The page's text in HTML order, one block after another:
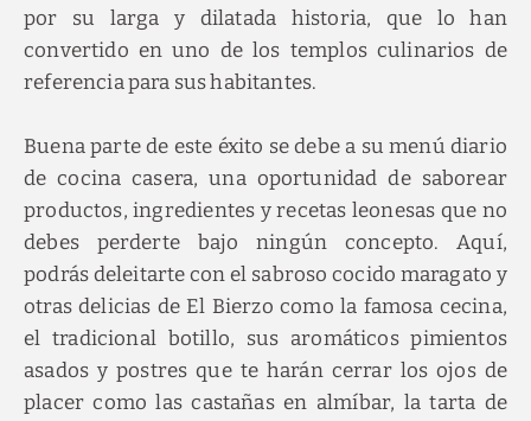
por su larga y dilatada historia, que lo han
convertido en uno de los templos culinarios de
referencia para sus habitantes.
Buena parte de este éxito se debe a su menú diario
de cocina casera, una oportunidad de saborear
productos, ingredientes y recetas leonesas que no
debes perderte bajo ningún concepto. Aquí,
podrás deleitarte con el sabroso cocido maragato y
otras delicias de El Bierzo como la famosa cecina,
el tradicional botillo, sus aromáticos pimientos
asados y postres que te harán cerrar los ojos de
placer como las castañas en almíbar, la tarta de